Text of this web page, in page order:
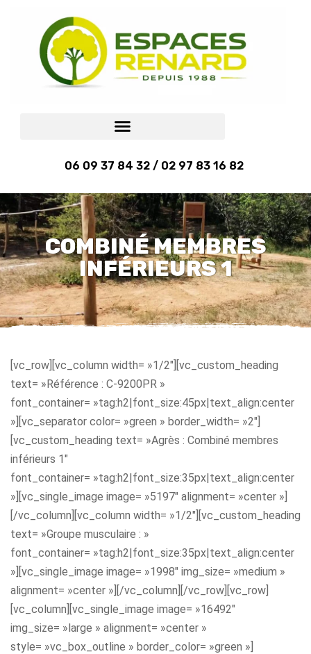
06 09 37 84 32 / 02 97 83 16 82
COMBINÉ MEMBRES
INFÉRIEURS 1
[vc_row][vc_column width= »1/2″][vc_custom_heading
text= »Référence : C-9200PR »
font_container= »tag:h2|font_size:45px|text_align:center
»][vc_separator color= »green » border_width= »2″]
[vc_custom_heading text= »Agrès : Combiné membres
inférieurs 1″
font_container= »tag:h2|font_size:35px|text_align:center
»][vc_single_image image= »5197″ alignment= »center »]
[/vc_column][vc_column width= »1/2″][vc_custom_heading
text= »Groupe musculaire : »
font_container= »tag:h2|font_size:35px|text_align:center
»][vc_single_image image= »1998″ img_size= »medium »
alignment= »center »][/vc_column][/vc_row][vc_row]
[vc_column][vc_single_image image= »16492″
img_size= »large » alignment= »center »
style= »vc_box_outline » border_color= »green »]